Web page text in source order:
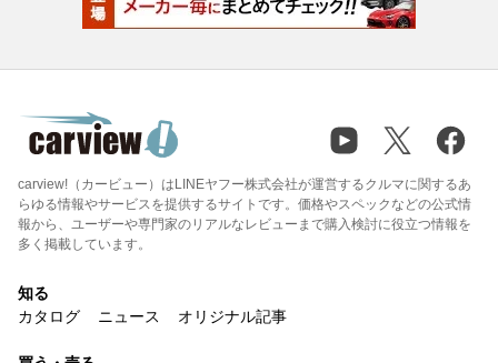
carview!（カービュー）はLINEヤフー株式会社が運営するクルマに関するあ
らゆる情報やサービスを提供するサイトです。価格やスペックなどの公式情
報から、ユーザーや専門家のリアルなレビューまで購入検討に役立つ情報を
多く掲載しています。
知る
カタログ
ニュース オリジナル記事